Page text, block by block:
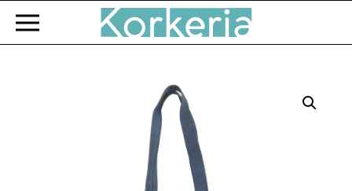
Zum Hauptinhalt springen